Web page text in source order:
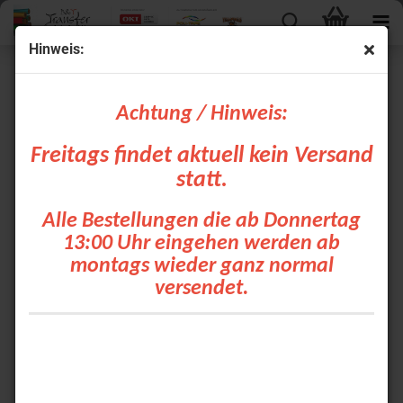
Hinweis:
Achtung / Hinweis:
Freitags findet aktuell kein Versand
statt.
Alle Bestellungen die ab Donnertag
13:00 Uhr eingehen werden ab
montags wieder ganz normal
versendet.